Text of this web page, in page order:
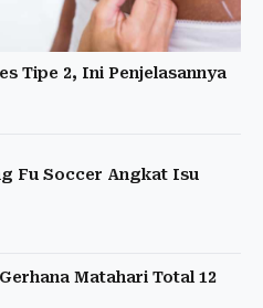
Tipe 2, Ini Penjelasannya
Fu Soccer Angkat Isu
Matahari Total 12